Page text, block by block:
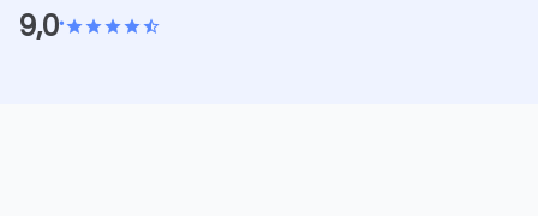
9,0•starstarstarstarstar_half